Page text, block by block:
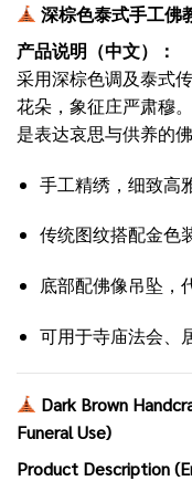
深棕色泰式手工佛
产品说明（中文）：
采用深棕色调及泰式
花朵，象征庄严肃穆
是表达哀思与供养的佛
手工精绣，细致高
传统图纹搭配金色
底部配佛像吊坠，
可用于寺庙法会、
Dark Brown
Funeral Use)
Product Description